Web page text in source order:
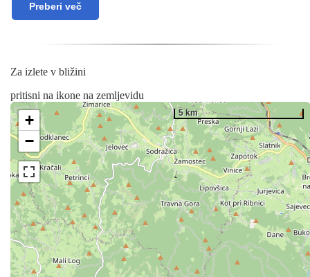
Preberi več
Za izlete v bližini
pritisni na ikone na zemljevidu
+
−
5 km